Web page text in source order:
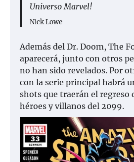
Universo Marvel!
Nick Lowe
Además del Dr. Doom, The
aparecerá, junto con otros
no han sido revelados. Por
con la serie principal habrá
shots que traerán el regreso
héroes y villanos del 2099.